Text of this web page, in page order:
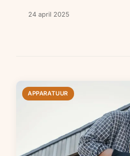
24 april 2025
APPARATUUR